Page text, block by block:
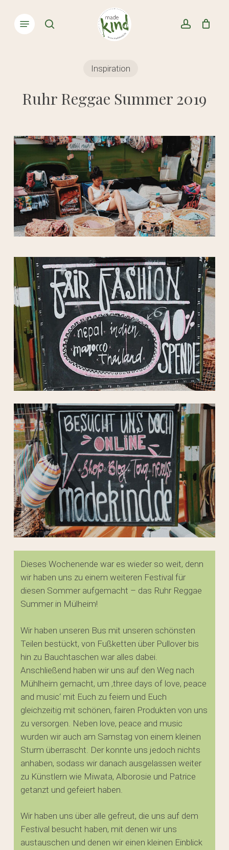
main
account
Menu
Cart Close
Cart
Inspiration
Ruhr Reggae Summer 2019
Dieses Wochenende war es wieder so weit, denn
wir haben uns zu einem weiteren Festival für
diesen Sommer aufgemacht – das Ruhr Reggae
Summer in Mülheim!
Wir haben unseren Bus mit unseren schönsten
Teilen bestückt, von Fußketten über Pullover bis
hin zu Bauchtaschen war alles dabei.
Anschließend haben wir uns auf den Weg nach
Mühlheim gemacht, um ‚three days of love, peace
and music‘ mit Euch zu feiern und Euch
gleichzeitig mit schönen, fairen Produkten von uns
zu versorgen. Neben love, peace and music
wurden wir auch am Samstag von einem kleinen
Sturm überrascht. Der konnte uns jedoch nichts
anhaben, sodass wir danach ausgelassen weiter
zu Künstlern wie Miwata, Alborosie und Patrice
getanzt und gefeiert haben.
Wir haben uns über alle gefreut, die uns auf dem
Festival besucht haben, mit denen wir uns
austauschen und denen wir einen kleinen Einblick